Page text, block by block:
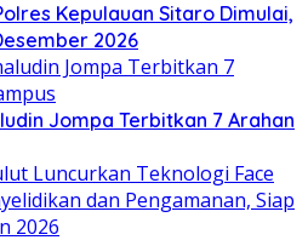
Kepulauan Sitaro Dimulai,
2026
Jompa Terbitkan 7 Arahan